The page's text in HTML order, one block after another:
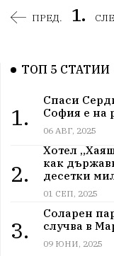
ПРЕД. 1.
ТОП 5 СТАТИИ
1.
Спаси
София е на
06 АВГ, 2025
2.
Хотел
как
десетки
01 СЕП, 2025
3.
Соларен
случва в
09 ЮНИ, 2025